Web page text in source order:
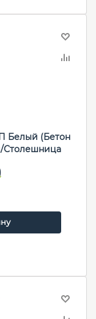
Белый (Бетон
Столешница